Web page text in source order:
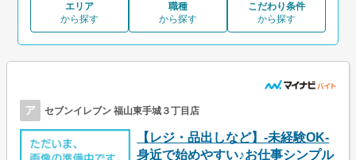
エリア
から探す
職種
から探す
こだわり条件
から探す
ア セブンイレブン 福山東手城３丁目店
【レジ・品出しなど】-未経験OK-
身近で始めやすい♪お仕事シンプル